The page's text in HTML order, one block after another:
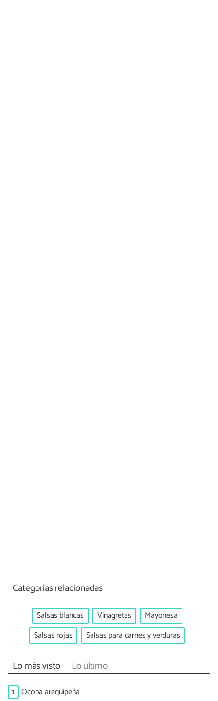
Categorías relacionadas
Salsas blancas Vinagretas
Mayonesa
Salsas rojas
Salsas para carnes y verduras
Lo más visto Lo último
1. Ocopa arequipeña